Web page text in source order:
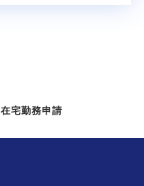
在宅勤務申請